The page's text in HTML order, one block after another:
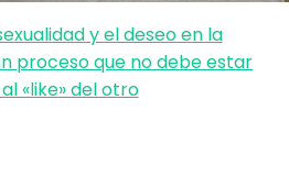
y el deseo en la
proceso que no debe estar
«like» del otro